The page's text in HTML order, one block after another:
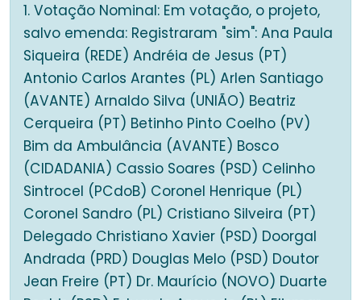
1. Votação Nominal: Em votação, o projeto,
salvo emenda: Registraram "sim": Ana Paula
Siqueira (REDE) Andréia de Jesus (PT)
Antonio Carlos Arantes (PL) Arlen Santiago
(AVANTE) Arnaldo Silva (UNIÃO) Beatriz
Cerqueira (PT) Betinho Pinto Coelho (PV)
Bim da Ambulância (AVANTE) Bosco
(CIDADANIA) Cassio Soares (PSD) Celinho
Sintrocel (PCdoB) Coronel Henrique (PL)
Coronel Sandro (PL) Cristiano Silveira (PT)
Delegado Christiano Xavier (PSD) Doorgal
Andrada (PRD) Douglas Melo (PSD) Doutor
Jean Freire (PT) Dr. Maurício (NOVO) Duarte